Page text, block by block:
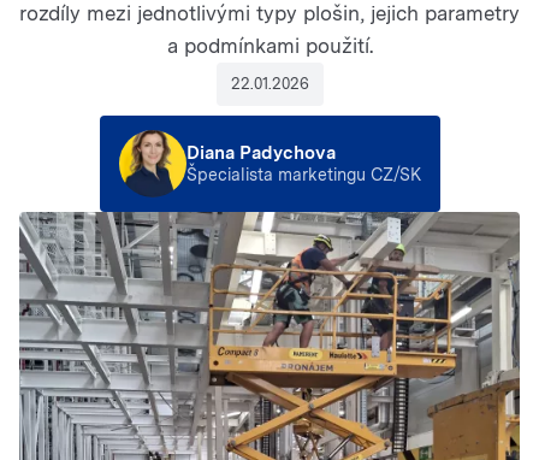
rozdíly mezi jednotlivými typy plošin, jejich parametry
a podmínkami použití.
22.01.2026
Diana Padychova
Špecialista marketingu CZ/SK